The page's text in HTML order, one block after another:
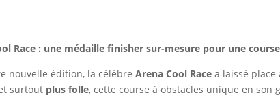
Race : une médaille finisher sur-mesure pour une
nouvelle édition, la célèbreArena Cool Race a laissé
surtout plus folle, cette course à obstacles unique en